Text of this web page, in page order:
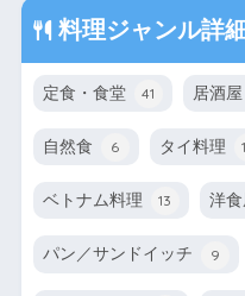
料理ジャンル詳
定食・食堂 41 居酒屋
自然食 6 タイ料理
ベトナム料理 13 洋食
パン／サンドイッチ 9